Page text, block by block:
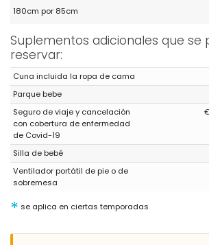
180cm por 85cm
Suplementos adicionales que se
reservar:
Cuna incluida la ropa de cama
Parque bebe
Seguro de viaje y cancelación
con cobertura de enfermedad
de Covid-19
Silla de bebé
Ventilador portátil de pie o de
sobremesa
* se aplica en ciertas temporadas